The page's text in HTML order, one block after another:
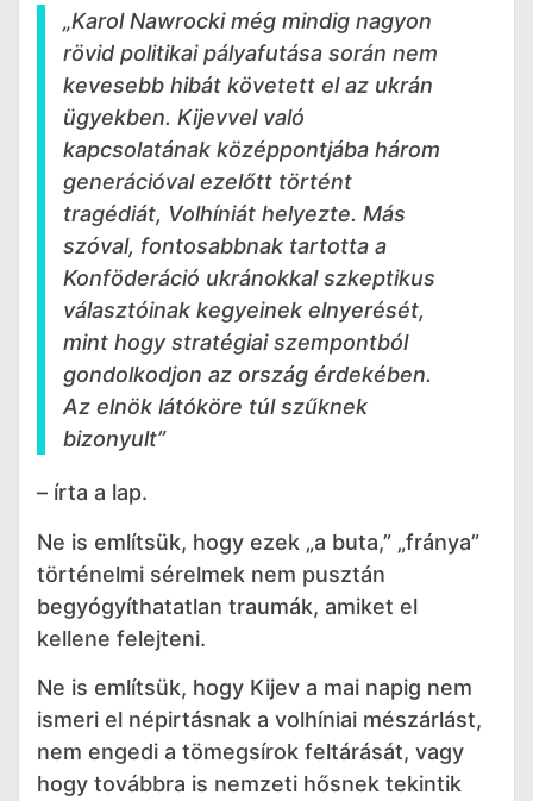
„Karol Nawrocki még mindig nagyon
rövid politikai pályafutása során nem
kevesebb hibát követett el az ukrán
ügyekben. Kijevvel való
kapcsolatának középpontjába három
generációval ezelőtt történt
tragédiát, Volhíniát helyezte. Más
szóval, fontosabbnak tartotta a
Konföderáció ukránokkal szkeptikus
választóinak kegyeinek elnyerését,
mint hogy stratégiai szempontból
gondolkodjon az ország érdekében.
Az elnök látóköre túl szűknek
bizonyult”
– írta a lap.
Ne is említsük, hogy ezek „a buta,” „fránya”
történelmi sérelmek nem pusztán
begyógyíthatatlan traumák, amiket el
kellene felejteni.
Ne is említsük, hogy Kijev a mai napig nem
ismeri el népirtásnak a volhíniai mészárlást,
nem engedi a tömegsírok feltárását, vagy
hogy továbbra is nemzeti hősnek tekintik